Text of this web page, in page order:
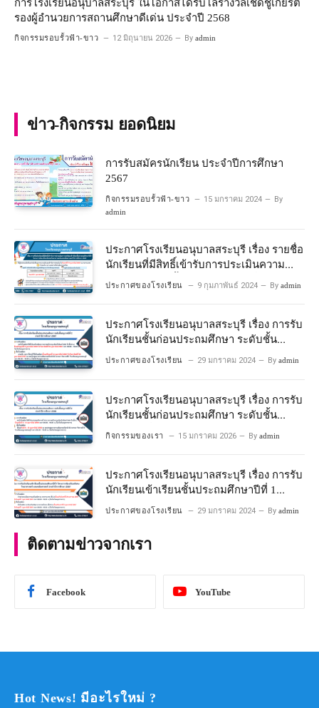
การโรงเรียนอนุบาลสระบุรี ในโอกาสได้รับโล่รางวัลเชิดชูเกียรติ
รองผู้อำนวยการสถานศึกษาดีเด่น ประจำปี 2568
กิจกรรมรอบรั้วฟ้า-ขาว 12 มิถุนายน 2026 By admin
ข่าว-กิจกรรม ยอดนิยม
การรับสมัครนักเรียน ประจำปีการศึกษา
2567
กิจกรรมรอบรั้วฟ้า-ขาว 15 มกราคม 2024 By
admin
ประกาศโรงเรียนอนุบาลสระบุรี เรื่อง รายชื่อ
นักเรียนที่มีสิทธิ์เข้ารับการประเมินความ
พร้อมเข้าเรียนชั้นประถมศึกษาปีที่ 1
ประกาศของโรงเรียน 9 กุมภาพันธ์ 2024 By admin
ประกาศโรงเรียนอนุบาลสระบุรี เรื่อง การรับ
นักเรียนชั้นก่อนประถมศึกษา ระดับชั้น
อนุบาลปีที่ 2 ประจําปีการศึกษา 2567
ประกาศของโรงเรียน 29 มกราคม 2024 By admin
ประกาศโรงเรียนอนุบาลสระบุรี เรื่อง การรับ
นักเรียนชั้นก่อนประถมศึกษา ระดับชั้น
อนุบาลปีที่ ๒ ประจำปีการศึกษา ๒๕๖๙
กิจกรรมของเรา 15 มกราคม 2026 By admin
ประกาศโรงเรียนอนุบาลสระบุรี เรื่อง การรับ
นักเรียนเข้าเรียนชั้นประถมศึกษาปีที่ 1
โครงการห้องเรียนพิเศษ วิทยาศาสตร์ และ
ประกาศของโรงเรียน 29 มกราคม 2024 By admin
ติดตามข่าวจากเรา
Facebook YouTube
Hot News! มีอะไรใหม่ ?